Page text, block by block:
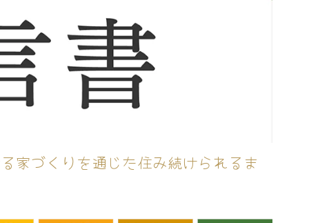
家づくりを通じた住み続けられるま